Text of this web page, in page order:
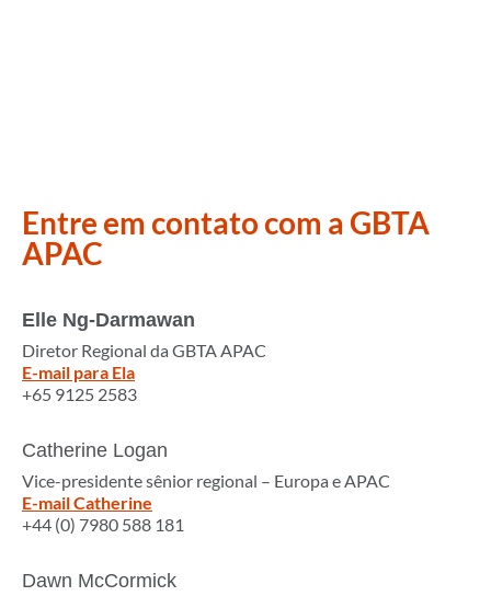
Entre em contato com a GBTA
APAC
Elle Ng-Darmawan
Diretor Regional da GBTA APAC
E-mail para Ela
+65 9125 2583
Catherine Logan
Vice-presidente sênior regional – Europa e APAC
E-mail Catherine
+44 (0) 7980 588 181
Dawn McCormick